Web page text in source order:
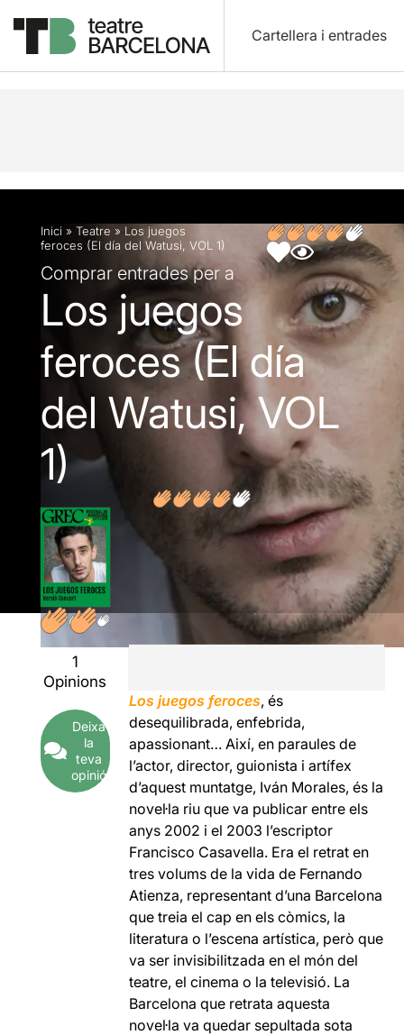
Cartellera i entrades
Descripció Fitxa artística Opinions
Inici » Teatre » Los juegos
feroces (El día del Watusi, VOL 1)
Comprar entrades per a
Los juegos
feroces (El día
del Watusi, VOL
1)
1
Opinions
Deixa
la
teva
opinió
Los juegos feroces, és
desequilibrada, enfebrida,
apassionant… Així, en paraules de
l’actor, director, guionista i artífex
d’aquest muntatge, Iván Morales, és la
novel·la riu que va publicar entre els
anys 2002 i el 2003 l’escriptor
Francisco Casavella. Era el retrat en
tres volums de la vida de Fernando
Atienza, representant d’una Barcelona
que treia el cap en els còmics, la
literatura o l’escena artística, però que
va ser invisibilitzada en el món del
teatre, el cinema o la televisió. La
Barcelona que retrata aquesta
novel·la va quedar sepultada sota